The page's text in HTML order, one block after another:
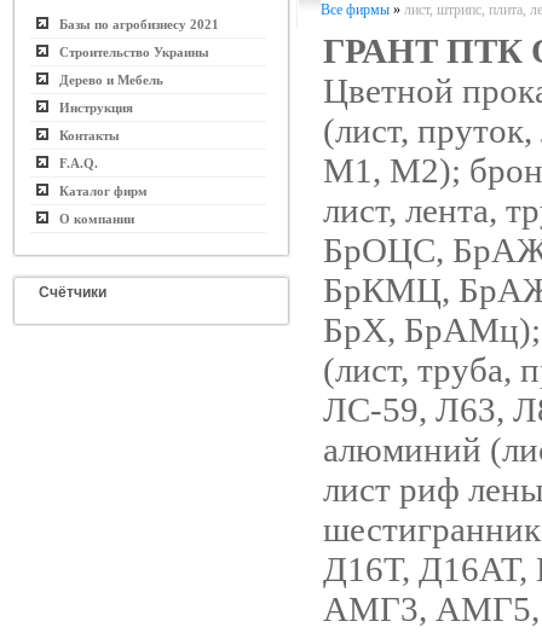
Базы по агробизнесу 2021
Строительство Украины
Дерево и Мебель
Инструкция
Контакты
F.A.Q.
Каталог фирм
О компании
Счётчики
Все фирмы » лист, штрипс, плита,
ГРАНТ ПТК
Цветной
(лист,
М1, М2);
лист, лента,
БрОЦС,
БрКМЦ,
БрХ, БрАМц);
(лист, труба,
ЛС-59, Л63,
алюминий
лист риф
Д16Т,
АМГ3,